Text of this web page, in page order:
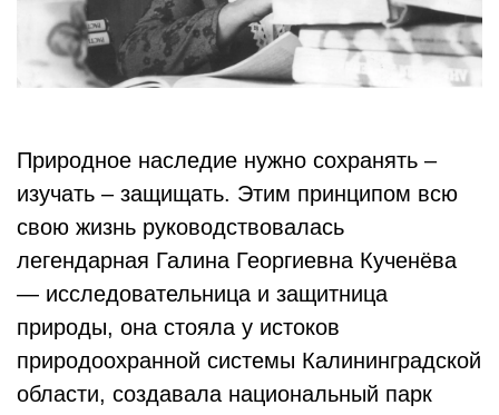
Природное наследие нужно сохранять –
изучать – защищать. Этим принципом всю
свою жизнь руководствовалась
легендарная Галина Георгиевна Кученёва
— исследовательница и защитница
природы, она стояла у истоков
природоохранной системы Калининградской
области, создавала национальный парк